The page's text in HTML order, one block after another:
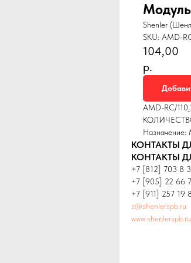
Shenler
SKU: AMD-
104,00
р.
AMD-RC/
Назначение:
КОНТАКТЫ
КОНТАКТЫ
+7 [812] 703 8
+7 [905] 22 66
+7 [911] 257 19
z@shenlerspb.ru
www.shenlerspb.ru